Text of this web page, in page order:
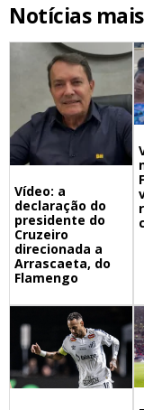
Notícias
Vídeo: a
declaração do
presidente do
Cruzeiro
direcionada a
Arrascaeta, do
Flamengo